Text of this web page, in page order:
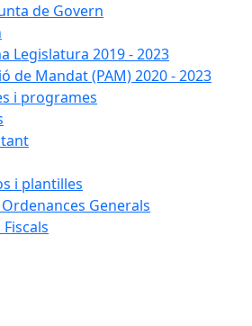
de Govern
Legislatura 2019 - 2023
de Mandat (PAM) 2020 - 2023
i programes
i plantilles
Generals